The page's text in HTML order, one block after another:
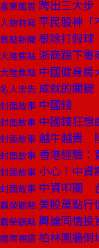
產業風雲 跨出三大
人物特寫 平民股神「
焦點新聞 根除打假
大陸焦點 浙商踢下
大陸焦點 中國健身
名人忠告 成就的關
封面故事 中國錢
封面故事 中國錢狂想
封面故事 越牛越貴
封面故事 香港經驗：
封面故事 小心！中資
封面故事 中資叩關
霸榮觀點 美股萬點
霸榮觀點 輿論同情
國際視窗 柏林圍牆